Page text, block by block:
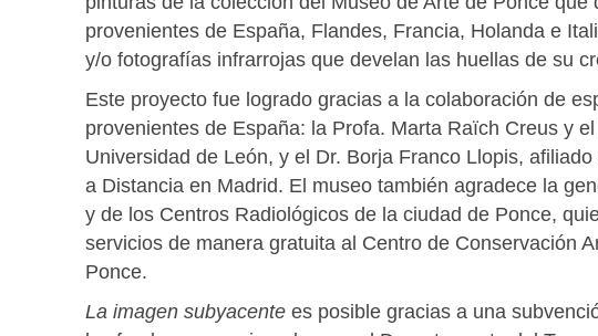
provenientes de España, Flandes, Francia, Holanda e
y/o fotografías infrarrojas que develan las huellas de su
Este proyecto fue logrado gracias a la colaboración de
provenientes de España: la Profa. Marta Raïch Creus y
Universidad de León, y el Dr. Borja Franco Llopis,
a Distancia en Madrid. El museo también agradece la
y de los Centros Radiológicos de la ciudad de Ponce,
servicios de manera gratuita al Centro de Conservación
Ponce.
La imagen subyacente es posible gracias a una